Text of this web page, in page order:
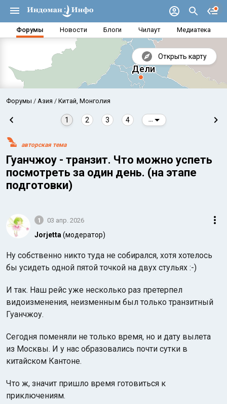
Форумы Новости Блоги Чилаут Медиатека
Открыть карту
Форумы Азия Китай, Монголия
1 2 3 4
авторская тема
Гуанчжоу - транзит. Что можно успеть
посмотреть за один день. (на этапе
подготовки)
1 03 апр. 2026
Jorjetta (модератор)
Ну собственно никто туда не собирался, хотя хотелось
бы усидеть одной пятой точкой на двух стульях :-)
И так. Наш рейс уже несколько раз претерпел
видоизменения, неизменным был только транзитный
Гуанчжоу.
Сегодня поменяли не только время, но и дату вылета
из Москвы. И у нас образовались почти сутки в
китайском Кантоне.
Что ж, значит пришло время готовиться к
приключениям.